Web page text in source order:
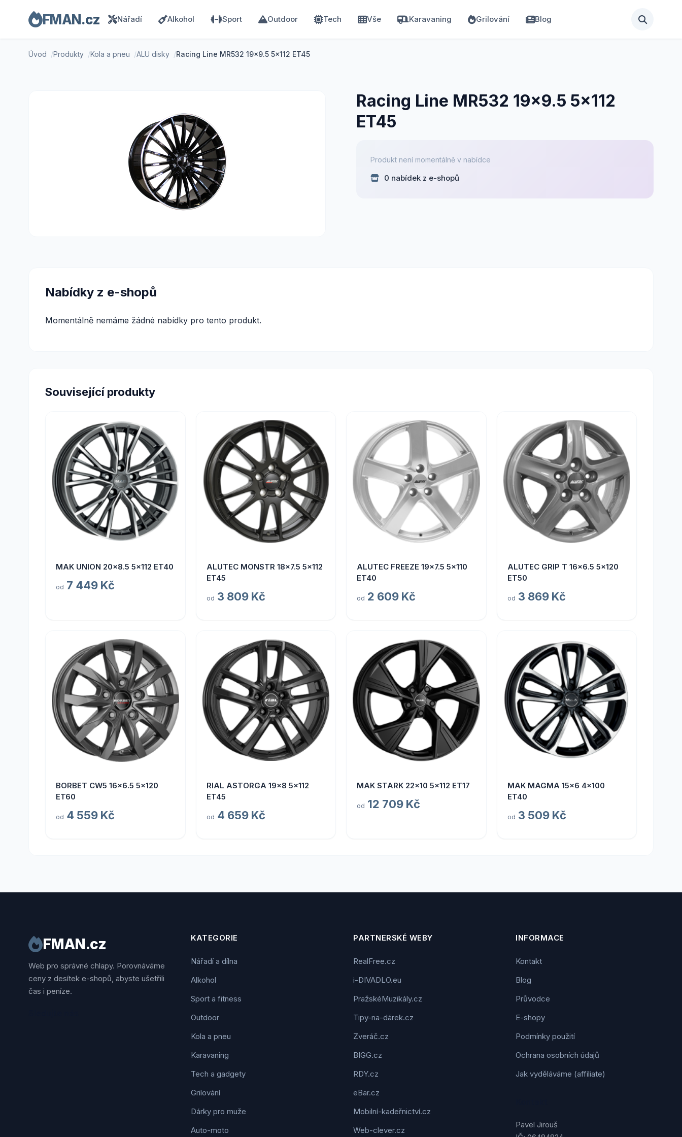
FMAN.cz Nářadí Alkohol Sport Outdoor Tech Vše Karavaning Grilování Blog
Úvod Produkty Kola a pneu ALU disky Racing Line MR532 19x9.5 5x112 ET45
Racing Line MR532 19x9.5 5x112
ET45
Produkt není momentálně v nabídce
0 nabídek z e-shopů
Nabídky z e-shopů
Momentálně nemáme žádné nabídky pro tento produkt.
Související produkty
MAK UNION 20x8.5 5x112 ET40
od 7 449 Kč
ALUTEC MONSTR 18x7.5 5x112
ET45
od 3 809 Kč
ALUTEC FREEZE 19x7.5 5x110
ET40
od 2 609 Kč
ALUTEC GRIP T 16x6.5 5x120
ET50
od 3 869 Kč
BORBET CW5 16x6.5 5x120
ET60
od 4 559 Kč
RIAL ASTORGA 19x8 5x112
ET45
od 4 659 Kč
MAK STARK 22x10 5x112 ET17
od 12 709 Kč
MAK MAGMA 15x6 4x100
ET40
od 3 509 Kč
FMAN.cz
Web pro správné chlapy. Porovnáváme
ceny z desítek e-shopů, abyste ušetřili
čas i peníze.
KATEGORIE
Nářadí a dílna
Alkohol
Sport a fitness
Outdoor
Kola a pneu
Karavaning
Tech a gadgety
Grilování
Dárky pro muže
Auto-moto
PARTNERSKÉ WEBY
RealFree.cz
i-DIVADLO.eu
PražskéMuzikály.cz
Tipy-na-dárek.cz
Zveráč.cz
BIGG.cz
RDY.cz
eBar.cz
Mobilní-kadeřnictví.cz
Web-clever.cz
INFORMACE
Kontakt
Blog
Průvodce
E-shopy
Podmínky použití
Ochrana osobních údajů
Jak vyděláváme (affiliate)
Pavel Jirouš